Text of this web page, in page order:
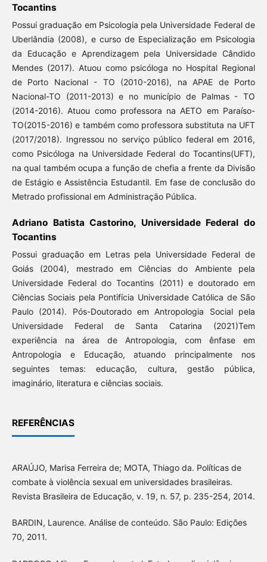
Tocantins
Possui graduação em Psicologia pela Universidade Federal de
Uberlândia (2008), e curso de Especialização em Psicologia
da Educação e Aprendizagem pela Universidade Cândido
Mendes (2017). Atuou como psicóloga no Hospital Regional
de Porto Nacional - TO (2010-2016), na APAE de Porto
Nacional-TO (2011-2013) e no município de Palmas - TO
(2014-2016). Atuou como professora na AETO em Paraíso-
TO(2015-2016) e também como professora substituta na UFT
(2017/2018). Ingressou no serviço público federal em 2016,
como Psicóloga na Universidade Federal do Tocantins(UFT),
na qual também ocupa a função de chefia a frente da Divisão
de Estágio e Assistência Estudantil. Em fase de conclusão do
Metrado profissional em Administração Pública.
Adriano Batista Castorino, Universidade Federal do
Tocantins
Possui graduação em Letras pela Universidade Federal de
Goiás (2004), mestrado em Ciências do Ambiente pela
Universidade Federal do Tocantins (2011) e doutorado em
Ciências Sociais pela Pontifícia Universidade Católica de São
Paulo (2014). Pós-Doutorado em Antropologia Social pela
Universidade Federal de Santa Catarina (2021)Tem
experiência na área de Antropologia, com ênfase em
Antropologia e Educação, atuando principalmente nos
seguintes temas: educação, cultura, gestão pública,
imaginário, literatura e ciências sociais.
REFERÊNCIAS
ARAÚJO, Marisa Ferreira de; MOTA, Thiago da. Políticas de
combate à violência sexual em universidades brasileiras.
Revista Brasileira de Educação, v. 19, n. 57, p. 235-254, 2014.
BARDIN, Laurence. Análise de conteúdo. São Paulo: Edições
70, 2011.